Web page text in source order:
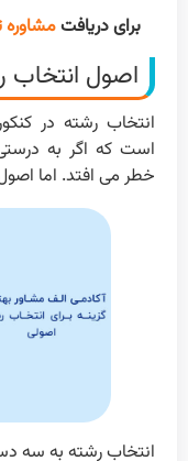
برای دریافتمشاوره
اصول انتخاب
انتخاب رشته در
است که اگر به
خطر می افتد. اما
انتخاب رشته به سه